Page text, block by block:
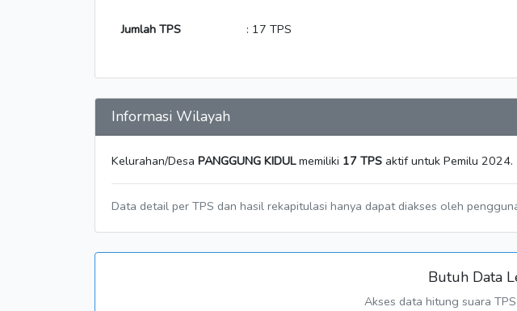
Jumlah TPS : 17 TPS
Informasi Wilayah
Kelurahan/Desa PANGGUNG KIDULmemiliki 17 TPS aktif untuk Pemilu 2024.
Data detail per TPS dan hasil rekapitulasi hanya dapat diakses oleh
Butuh Data
Akses data hitung suara